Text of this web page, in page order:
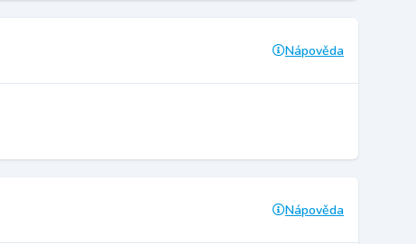
Nápověda
Nápověda